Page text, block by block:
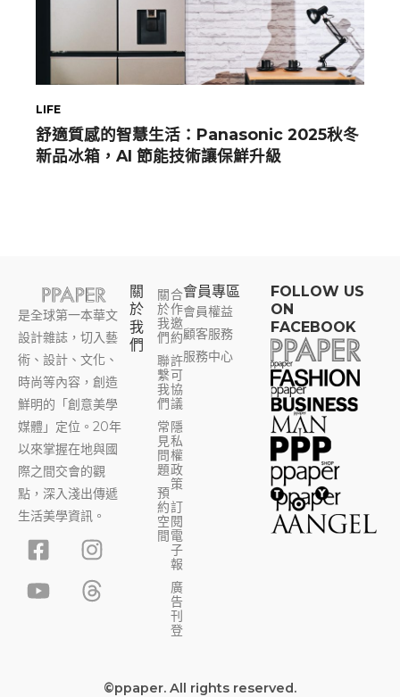
LIFE
舒適質感的智慧生活：Panasonic 2025秋冬
新品冰箱，AI 節能技術讓保鮮升級
是全球第一本華文
設計雜誌，切入藝
術、設計、文化、
時尚等內容，創造
鮮明的「創意美學
媒體」定位。20年
以來掌握在地與國
際之間交會的觀
點，深入淺出傳遞
生活美學資訊。
F
a
c
I
n
s
t
Y
o
u
T
h
r
e
關
於
我
們
關
於
我
們
聯
繫
我
們
常
見
問
題
預
約
空
間
合
作
邀
約
許
可
協
議
隱
私
權
政
策
訂
閱
電
子
報
廣
告
刊
登
會員專區​
會員權益
顧客服務
服務中心
FOLLOW US
ON
FACEBOOK
©ppaper. All rights reserved.